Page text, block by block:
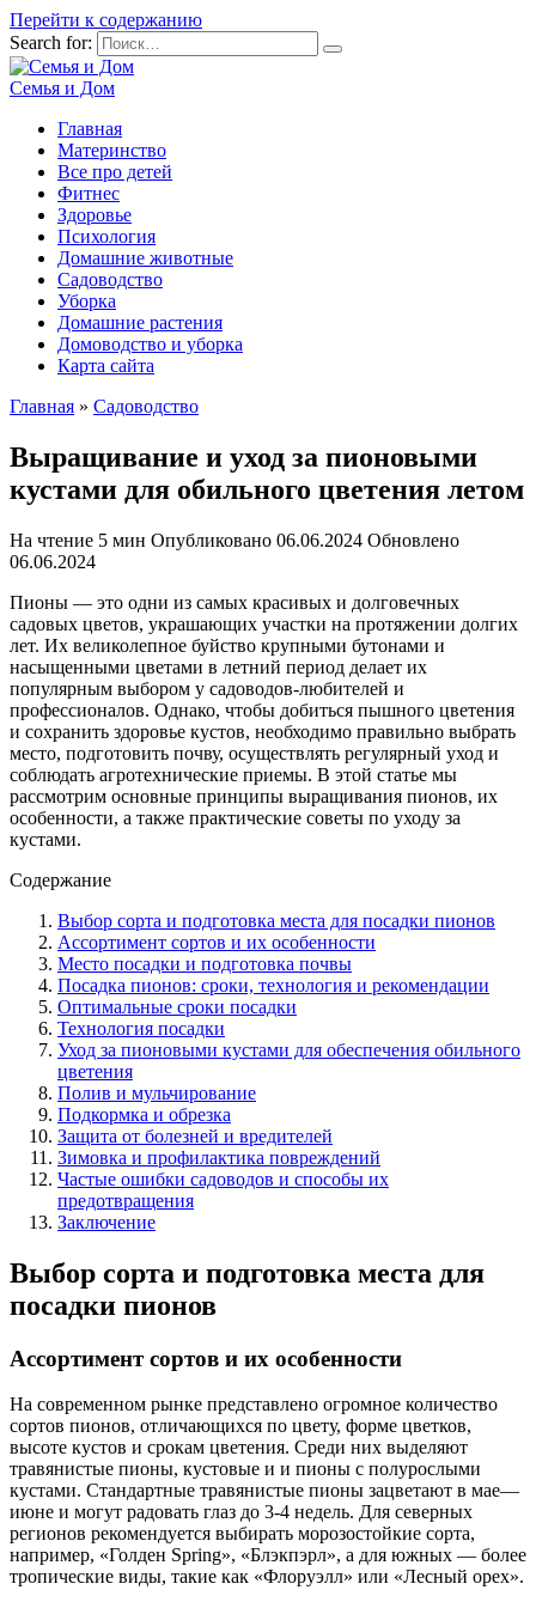
Перейти к содержанию
Search for:
Семья и Дом
Главная
Материнство
Все про детей
Фитнес
Здоровье
Психология
Домашние животные
Садоводство
Уборка
Домашние растения
Домоводство и уборка
Карта сайта
Главная » Садоводство
Выращивание и уход за пионовыми
кустами для обильного цветения летом
На чтение 5 мин Опубликовано 06.06.2024 Обновлено
06.06.2024
Пионы — это одни из самых красивых и долговечных
садовых цветов, украшающих участки на протяжении долгих
лет. Их великолепное буйство крупными бутонами и
насыщенными цветами в летний период делает их
популярным выбором у садоводов-любителей и
профессионалов. Однако, чтобы добиться пышного цветения
и сохранить здоровье кустов, необходимо правильно выбрать
место, подготовить почву, осуществлять регулярный уход и
соблюдать агротехнические приемы. В этой статье мы
рассмотрим основные принципы выращивания пионов, их
особенности, а также практические советы по уходу за
кустами.
Содержание
Выбор сорта и подготовка места для посадки пионов
Ассортимент сортов и их особенности
Место посадки и подготовка почвы
Посадка пионов: сроки, технология и рекомендации
Оптимальные сроки посадки
Технология посадки
Уход за пионовыми кустами для обеспечения обильного
цветения
Полив и мульчирование
Подкормка и обрезка
Защита от болезней и вредителей
Зимовка и профилактика повреждений
Частые ошибки садоводов и способы их
предотвращения
Заключение
Выбор сорта и подготовка места для
посадки пионов
Ассортимент сортов и их особенности
На современном рынке представлено огромное количество
сортов пионов, отличающихся по цвету, форме цветков,
высоте кустов и срокам цветения. Среди них выделяют
травянистые пионы, кустовые и и пионы с полурослыми
кустами. Стандартные травянистые пионы зацветают в мае—
июне и могут радовать глаз до 3-4 недель. Для северных
регионов рекомендуется выбирать морозостойкие сорта,
например, «Голден Spring», «Блэкпэрл», а для южных — более
тропические виды, такие как «Флоруэлл» или «Лесный орех».